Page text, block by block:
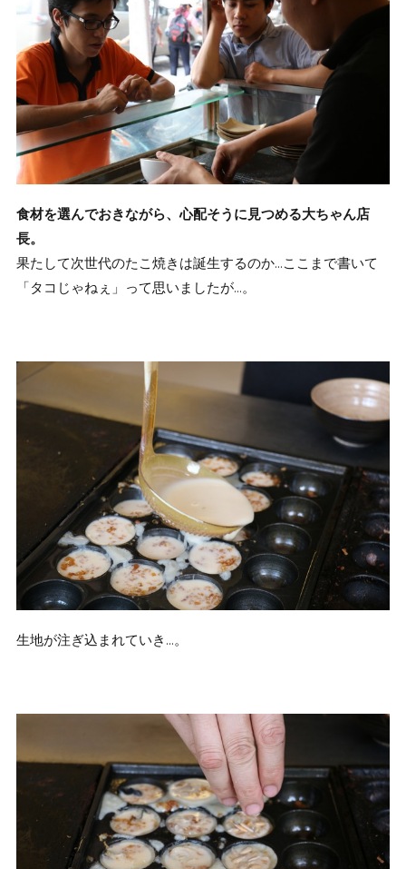
食材を選んでおきながら、心配そうに見つめる大ちゃん店
長。
果たして次世代のたこ焼きは誕生するのか…ここまで書いて
「タコじゃねぇ」って思いましたが…。
生地が注ぎ込まれていき…。